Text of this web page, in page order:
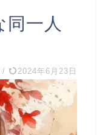
一人
/ 2024年6月23日